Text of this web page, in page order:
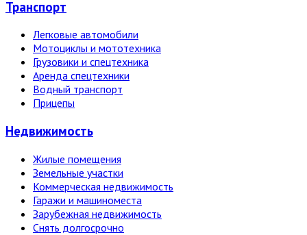
Транспорт
Легковые автомобили
Мотоциклы и мототехника
Грузовики и спецтехника
Аренда спецтехники
Водный транспорт
Прицепы
Недвижи­мость
Жилые помещения
Земельные участки
Коммерческая недвижимость
Гаражи и машиноместа
Зарубежная недвижимость
Снять долгосрочно